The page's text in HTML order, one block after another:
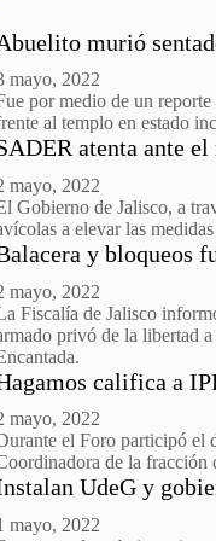
murió
mayo, 2022
por medio de un
al templo en estado
atenta ante
mayo, 2022
Gobierno de Jalisco, a
a elevar las
y bloqueos
mayo, 2022
Fiscalía de Jalisco
privó de la libertad
califica a
mayo, 2022
el Foro participó el
de la fracción
UdeG y
mayo, 2022